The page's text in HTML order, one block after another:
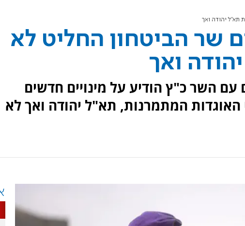
תא"ל יהודה ואך
שר הביטחון החליט לא
ואך
עם השר כ"ץ הודיע על מינויים חדשים
האוגדות המתמרנות, תא"ל יהודה ואך לא